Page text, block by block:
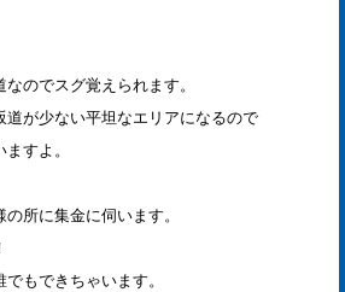
のでスグ覚えられます。
道が少ない平坦なエリアになるので
すよ。
所に集金に伺います。
もできちゃいます。